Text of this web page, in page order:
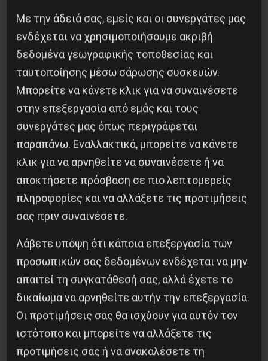
Διδάκτορας μαθηματικών στο Παρίσι ο
Αλέξανδρος Γιωτόπουλος
16 Ιουλίου 2021
Η Μπουρκίνα Φάσο του Τραορέ αντι-
ιμπεριαλιστική σχισμή της ιστορίας
Με την άδειά σας, εμείς και οι συνεργάτες μας
ενδέχεται να χρησιμοποιήσουμε ακριβή
δεδομένα γεωγραφικής τοποθεσίας και
ταυτοποίησης μέσω σάρωσης συσκευών.
Μπορείτε να κάνετε κλικ για να συναινέσετε
στην επεξεργασία από εμάς και τους
συνεργάτες μας όπως περιγράφεται
παραπάνω. Εναλλακτικά, μπορείτε να κάνετε
κλικ για να αρνηθείτε να συναινέσετε ή να
αποκτήσετε πρόσβαση σε πιο λεπτομερείς
πληροφορίες και να αλλάξετε τις προτιμήσεις
σας πριν συναινέσετε.
Λάβετε υπόψη ότι κάποια επεξεργασία των
προσωπικών σας δεδομένων ενδέχεται να μην
απαιτεί τη συγκατάθεσή σας, αλλά έχετε το
δικαίωμα να αρνηθείτε αυτήν την επεξεργασία.
Οι προτιμήσεις σας θα ισχύουν για αυτόν τον
ιστότοπο και μπορείτε να αλλάξετε τις
προτιμήσεις σας ή να ανακαλέσετε τη